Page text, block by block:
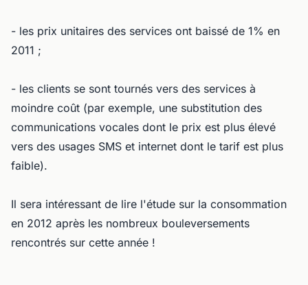
- les prix unitaires des services ont baissé de 1% en
2011 ;
- les clients se sont tournés vers des services à
moindre coût (par exemple, une substitution des
communications vocales dont le prix est plus élevé
vers des usages SMS et internet dont le tarif est plus
faible).
Il sera intéressant de lire l'étude sur la consommation
en 2012 après les nombreux bouleversements
rencontrés sur cette année !